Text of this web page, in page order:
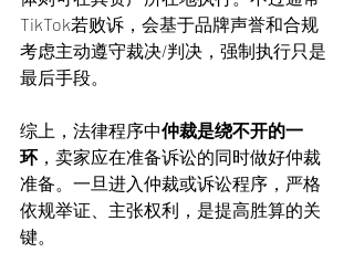
TikTok若败诉，会基于品牌声誉和合规
考虑主动遵守裁决/判决，强制执行只是
最后手段。
综上，法律程序中仲裁是绕不开的一
环，卖家应在准备诉讼的同时做好仲裁
准备。一旦进入仲裁或诉讼程序，严格
依规举证、主张权利，是提高胜算的关
键。